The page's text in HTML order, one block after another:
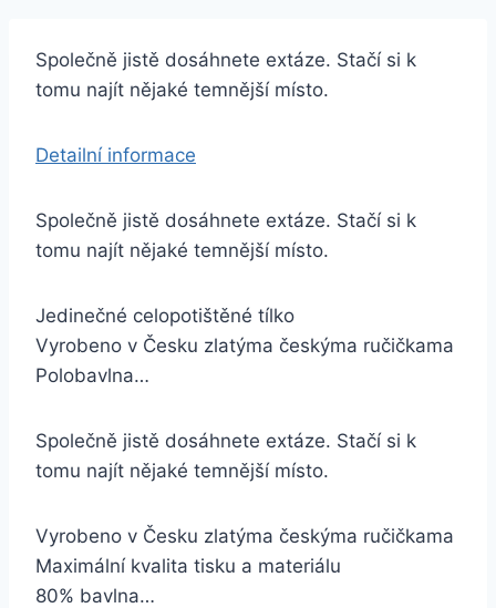
Společně jistě dosáhnete extáze. Stačí si k
tomu najít nějaké temnější místo.
Detailní informace
Společně jistě dosáhnete extáze. Stačí si k
tomu najít nějaké temnější místo.
Jedinečné celopotištěné tílko
Vyrobeno v Česku zlatýma českýma ručičkama
Polobavlna…
Společně jistě dosáhnete extáze. Stačí si k
tomu najít nějaké temnější místo.
Vyrobeno v Česku zlatýma českýma ručičkama
Maximální kvalita tisku a materiálu
80% bavlna…